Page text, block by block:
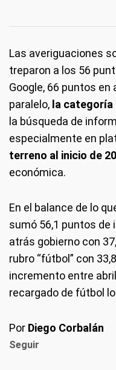
Las averiguaciones
treparon a los 56
Google, 66 puntos en
paralelo, la categoría
la búsqueda de
especialmente en
terreno al inicio de
económica.
En el balance de lo
sumó 56,1 puntos de
atrás gobierno con
rubro “fútbol” con
incremento entre
recargado de fútbol
Por Diego Corbalán
Seguir